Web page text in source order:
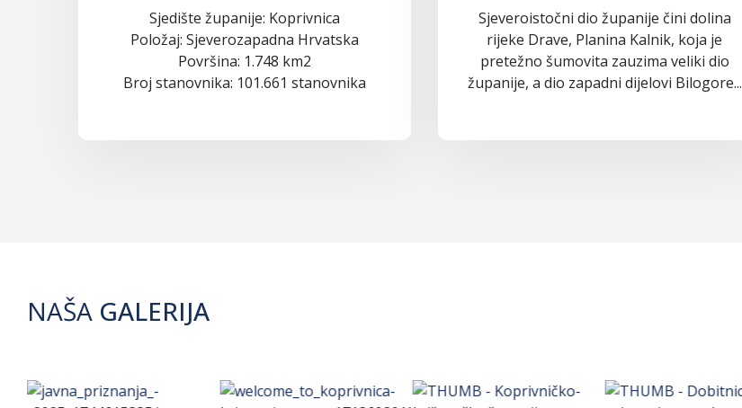
Sjedište županije: Koprivnica
Položaj: Sjeverozapadna Hrvatska
Površina: 1.748 km2
Broj stanovnika: 101.661 stanovnika
Sjeveroistočni dio županije čini dolina
rijeke Drave, Planina Kalnik, koja je
pretežno šumovita zauzima veliki dio
županije, a dio zapadni dijelovi Bilogore...
NAŠA GALERIJA